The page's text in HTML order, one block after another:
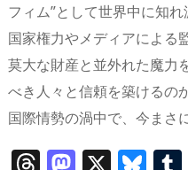
フィム”として世界中に知
国家権力やメディアによる
莫大な財産と並外れた魔力
べき人々と信頼を築ける
国際情勢の渦中で、今まさ